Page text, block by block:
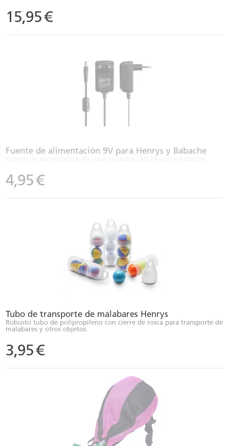
15,95€
Fuente de alimentación 9V para Henrys y Babache
4,95€
Tubo de transporte de malabares Henrys
Robusto tubo de polipropileno con cierre de rosca para transporte de
malabares y otros objetos.
3,95€